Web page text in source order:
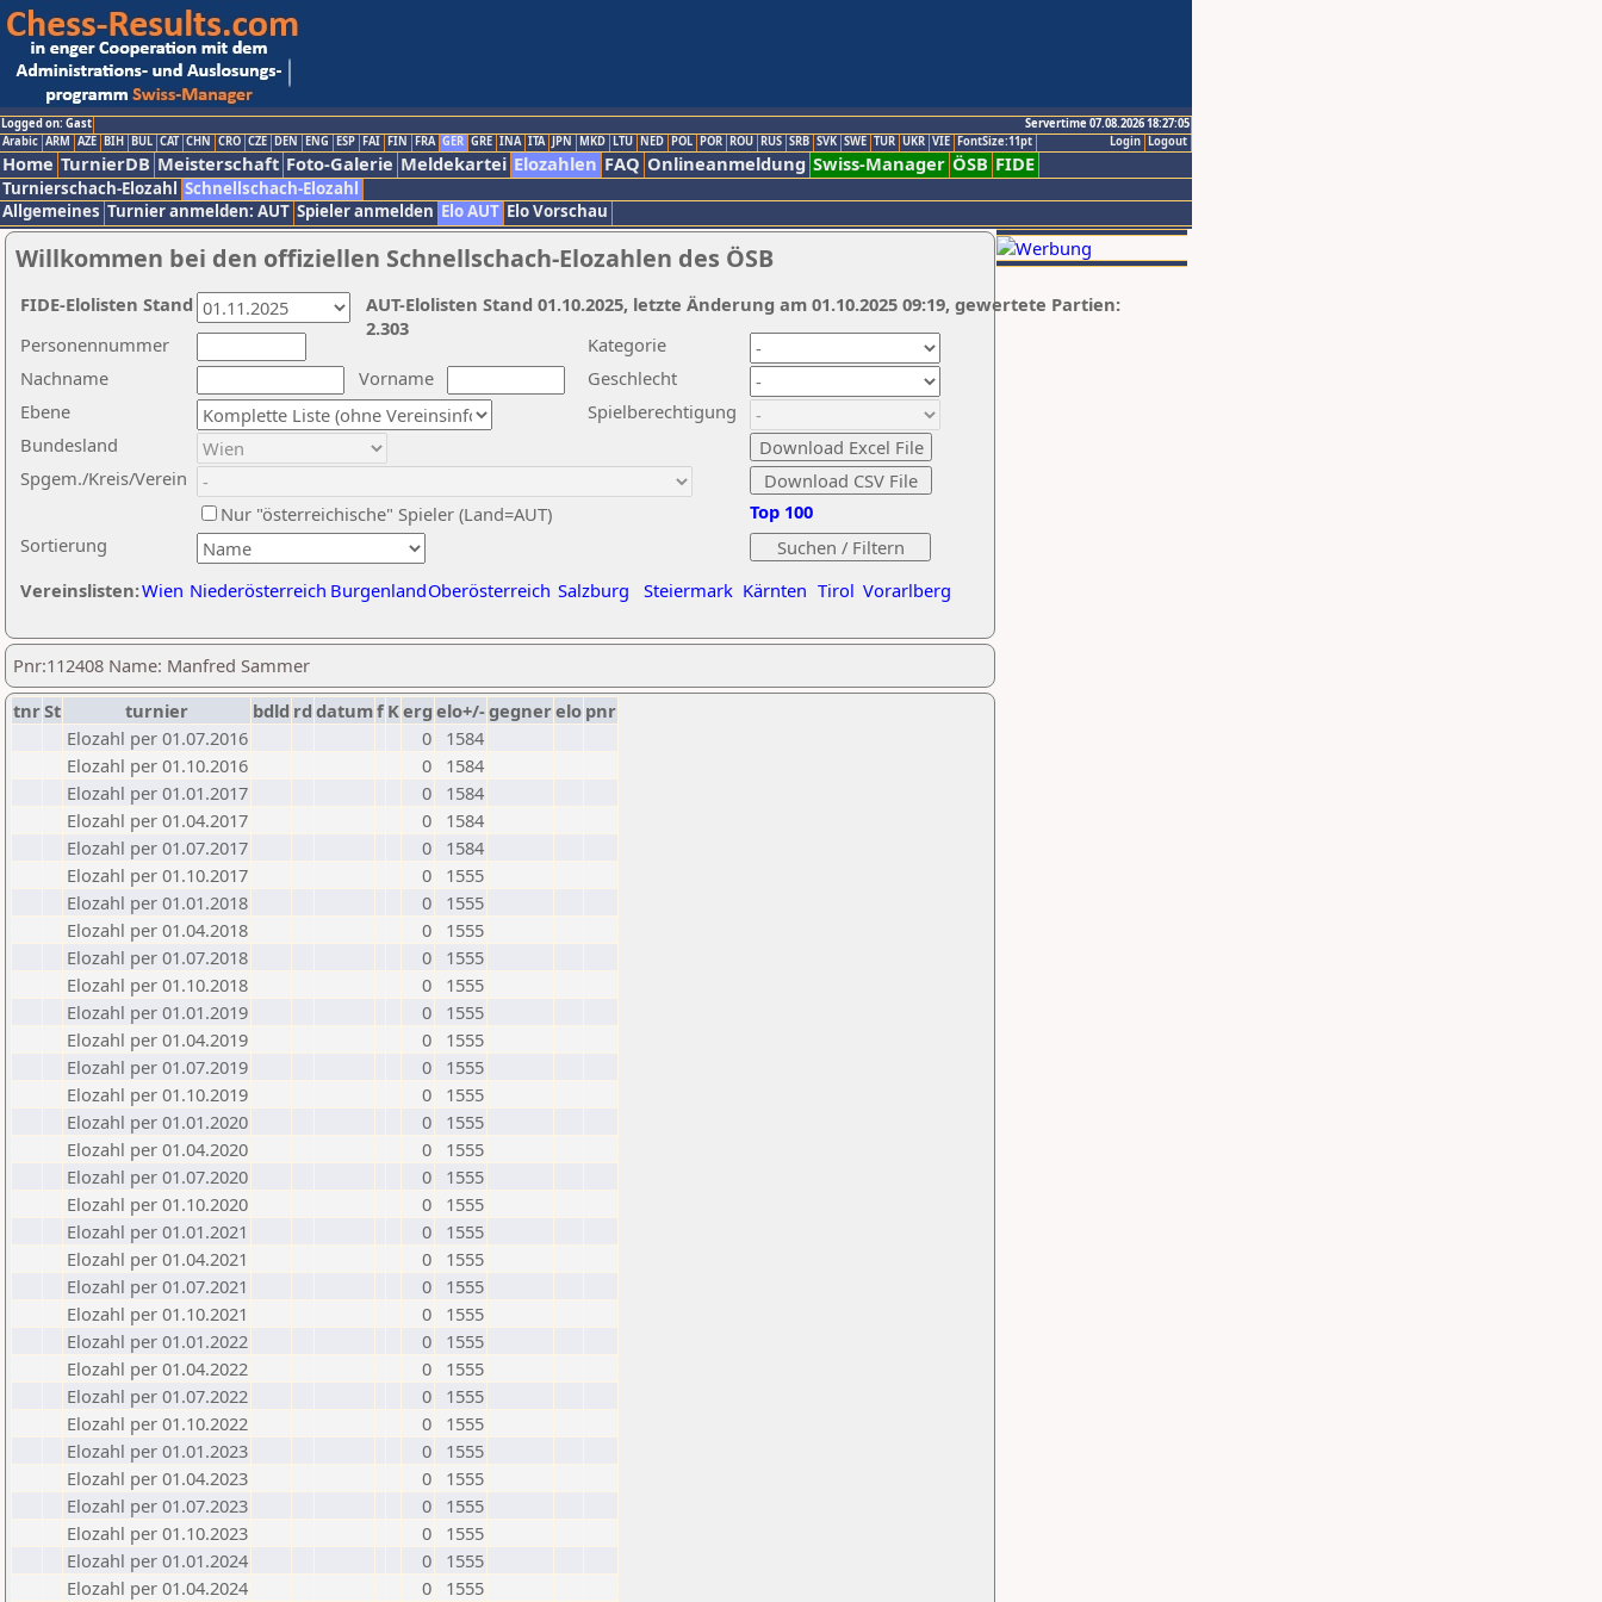
Logged on: Gast
Servertime 07.08.2026 18:27:05
Logout
Login
Arabic ARM AZE BIH BUL CAT CHN CRO CZE DEN ENG ESP FAI FIN FRA GER GRE INA ITA JPN MKD LTU NED POL POR ROU RUS SRB SVK SWE TUR UKR VIE FontSize:11pt
Home TurnierDB Meisterschaft Foto-Galerie Meldekartei Elozahlen FAQ Onlineanmeldung Swiss-Manager ÖSB FIDE
Turnierschach-Elozahl Schnellschach-Elozahl
Allgemeines Turnier anmelden: AUT Spieler anmelden Elo AUT Elo Vorschau
Willkommen bei den offiziellen Schnellschach-Elozahlen des ÖSB
Nachname
Vorname
Ebene
Kategorie
Sortierung
Personennummer
Bundesland
Spgem./Kreis/Verein
Geschlecht
Nur "österreichische" Spieler (Land=AUT)
Spielberechtigung
Vereinslisten:Wien Niederösterreich BurgenlandOberösterreich Salzburg Steiermark Kärnten Tirol Vorarlberg
Top 100
AUT-Elolisten Stand 01.10.2025, letzte Änderung am 01.10.2025 09:19, gewertete Partien:
2.303
FIDE-Elolisten Stand
Pnr:112408 Name: Manfred Sammer
tnrSt turnier bdld rd datumf Kerg elo+/-gegnerelo pnr
Elozahl per 01.07.2016
0
1584
Elozahl per 01.10.2016
0
1584
Elozahl per 01.01.2017
0
1584
Elozahl per 01.04.2017
0
1584
Elozahl per 01.07.2017
0
1584
Elozahl per 01.10.2017
0
1555
Elozahl per 01.01.2018
0
1555
Elozahl per 01.04.2018
0
1555
Elozahl per 01.07.2018
0
1555
Elozahl per 01.10.2018
0
1555
Elozahl per 01.01.2019
0
1555
Elozahl per 01.04.2019
0
1555
Elozahl per 01.07.2019
0
1555
Elozahl per 01.10.2019
0
1555
Elozahl per 01.01.2020
0
1555
Elozahl per 01.04.2020
0
1555
Elozahl per 01.07.2020
0
1555
Elozahl per 01.10.2020
0
1555
Elozahl per 01.01.2021
0
1555
Elozahl per 01.04.2021
0
1555
Elozahl per 01.07.2021
0
1555
Elozahl per 01.10.2021
0
1555
Elozahl per 01.01.2022
0
1555
Elozahl per 01.04.2022
0
1555
Elozahl per 01.07.2022
0
1555
Elozahl per 01.10.2022
0
1555
Elozahl per 01.01.2023
0
1555
Elozahl per 01.04.2023
0
1555
Elozahl per 01.07.2023
0
1555
Elozahl per 01.10.2023
0
1555
Elozahl per 01.01.2024
0
1555
Elozahl per 01.04.2024
0 1555